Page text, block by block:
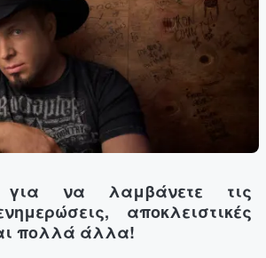
για να λαμβάνετε τις
αποκλειστικές
πολλά άλλα!